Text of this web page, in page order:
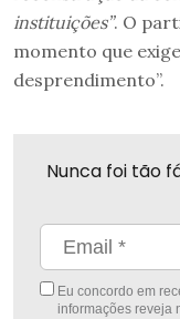
instituições”. O
momento que
desprendimento”.
Nunca foi tão
Eu concordo em
informações reveja